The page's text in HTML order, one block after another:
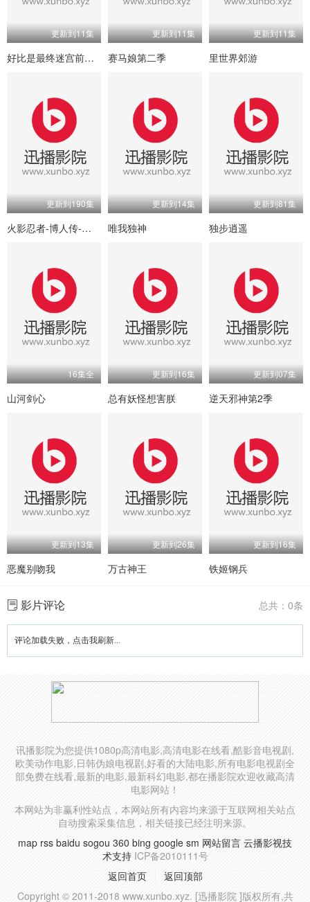
更新到11集
好比是最终迷宫前的少年到新手村生活一般的故事
更新到11集
赛马娘第二季
更新到11集
里世界郊游
更新到190集
火影忍者-博人传-次世代继承者
更新到14集
唯我独神
更新到81集
独步逍遥
16集全
山河剑心
更新到16集
总有妖怪想害朕
更新到07集
逆天邪神第2季
更新到13集
恶魔别吻我
更新到26集
万古神王
更新到16集
铁姬钢兵
总共：0条
影片评论
评论加载失败，点击我刷新...
讯播影院为您提供1080p高清电影,高清电影在线看,酷影音电视剧,
欧美动作电影,日韩伪娘电视剧,好看的大陆电影,所有电影电视剧全
部免费在线看,最新的电影,最新科幻电影,都在播影院欢迎收藏高清
电影网站！
本网站为非赢利性站点，本网站所有内容均来源于互联网相关站点
自动搜索采集信息，相关链接已经注明来源。
map rss baidu sogou 360 bing google sm 网站留言 云播影视技
术支持ICP备2010111号
返回首页
返回顶部
Copyright © 2011-2018 www.xunbo.xyz. [迅播影院 ]版权所有,共